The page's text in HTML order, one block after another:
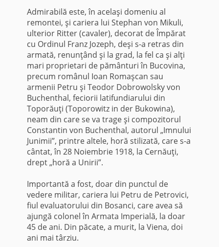
Admirabilă este, în acelaşi domeniu al
remontei, şi cariera lui Stephan von Mikuli,
ulterior Ritter (cavaler), decorat de Împărat
cu Ordinul Franz Jozeph, deşi s-a retras din
armată, renunţând şi la grad, la fel ca şi alţi
mari proprietari de pământuri în Bucovina,
precum românul Ioan Romaşcan sau
armenii Petru şi Teodor Dobrowolsky von
Buchenthal, feciorii latifundiarului din
Toporăuţi (Toporowitz in der Bukowina),
neam din care se va trage şi compozitorul
Constantin von Buchenthal, autorul „Imnului
Junimii”, printre altele, horă stilizată, care s-a
cântat, în 28 Noiembrie 1918, la Cernăuţi,
drept „horă a Unirii”.
Importantă a fost, doar din punctul de
vedere militar, cariera lui Petru de Petrovici,
fiul evaluatorului din Bosanci, care avea să
ajungă colonel în Armata Imperială, la doar
45 de ani. Din păcate, a murit, la Viena, doi
ani mai târziu.